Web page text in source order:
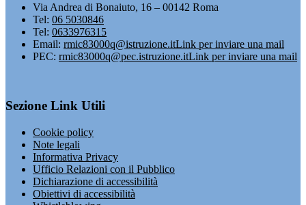
Via Andrea di Bonaiuto, 16 – 00142 Roma
Tel: 06 5030846
Tel: 0633976315
Email: rmic83000q@istruzione.itLink per inviare una mail
PEC: rmic83000q@pec.istruzione.itLink per inviare una mail
Sezione Link Utili
Cookie policy
Note legali
Informativa Privacy
Ufficio Relazioni con il Pubblico
Dichiarazione di accessibilità
Obiettivi di accessibilità